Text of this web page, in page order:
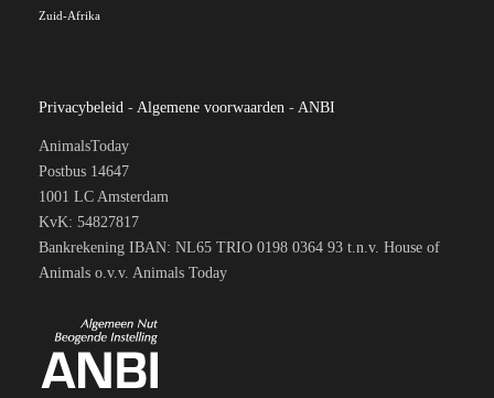
Zuid-Afrika
Privacybeleid - Algemene voorwaarden - ANBI
AnimalsToday
Postbus 14647
1001 LC Amsterdam
KvK: 54827817
Bankrekening IBAN: NL65 TRIO 0198 0364 93 t.n.v. House of
Animals o.v.v. Animals Today